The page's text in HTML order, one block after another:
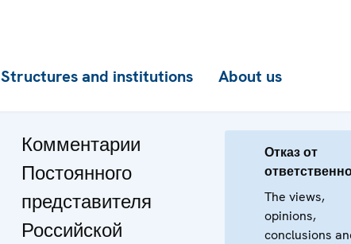
Structures and institutions About us
Комментарии
Постоянного
представителя
Российской
Отказ от
The views,
opinions,
conclusions